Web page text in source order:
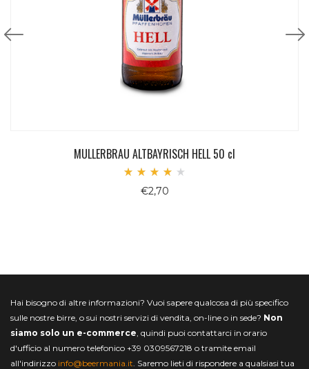
MULLERBRAU ALTBAYRISCH HELL 50 cl
4.00
€2,70
Hai bisogno di altre informazioni? Vuoi sapere qualcosa di più specifico
sulle nostre birre, o sui nostri servizi di vendita, on-line o in sede? Non
siamo solo un e-commerce , quindi puoi contattarci in orario
d'ufficio al numero telefonico +39 0309567218 o tramite email
all'indirizzo info@beermania.it . Saremo lieti di rispondere a qualsiasi tua